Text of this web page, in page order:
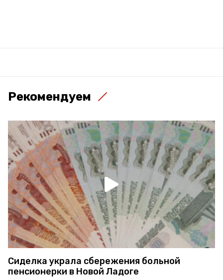
Рекомендуем
Сиделка украла сбережения больной
пенсионерки в Новой Ладоге